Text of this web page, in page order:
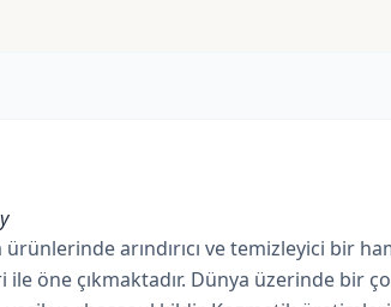
arındırıcı ve temizleyici bir
ile öne çıkmaktadır. Dünya üzerinde bir